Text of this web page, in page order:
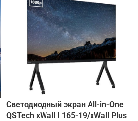
Светодиодный экран All-in-One
QSTech xWall I 165-19/xWall Plus